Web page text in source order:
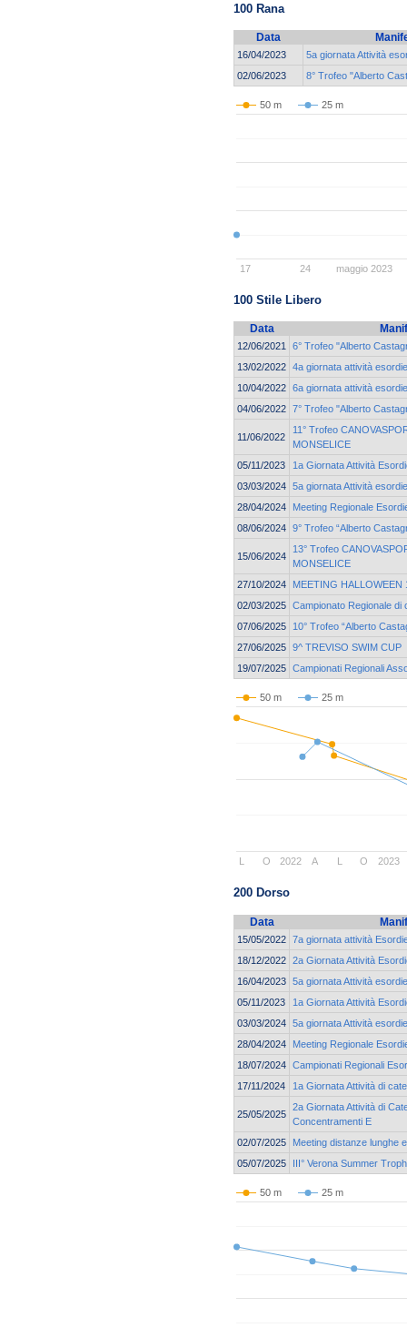
100 Rana
Data
16/04/2023
5a giornata Attività
02/06/2023
8° Trofeo "Alberto
50 m 25 m
maggio 2023
17 24
100 Stile Libero
Data
12/06/2021
6° Trofeo "Alberto
13/02/2022 4a giornata attività
10/04/2022 6a giornata attività
04/06/2022 7° Trofeo "Alberto
11/06/2022
11° Trofeo
MONSELICE
05/11/2023
1a Giornata Attività
03/03/2024 5a giornata Attività
28/04/2024
Meeting Regionale
08/06/2024 9° Trofeo “Alberto
15/06/2024
13° Trofeo
MONSELICE
27/10/2024
MEETING HALLOWEEN
02/03/2025 Campionato Regionale di
07/06/2025
10° Trofeo “Alberto
27/06/2025 9^ TREVISO SWIM CUP
19/07/2025 Campionati Regionali
50 m 25 m
2022 2023
O A O
200 Dorso
Data
15/05/2022 7a giornata attività
18/12/2022 2a Giornata Attività
16/04/2023 5a giornata Attività
05/11/2023
1a Giornata Attività
03/03/2024 5a giornata Attività
28/04/2024
Meeting Regionale
18/07/2024 Campionati Regionali
17/11/2024
1a Giornata Attività di
25/05/2025
2a Giornata Attività di
Concentramenti E
02/07/2025
Meeting distanze lunghe
05/07/2025
III° Verona Summer
50 m 25 m